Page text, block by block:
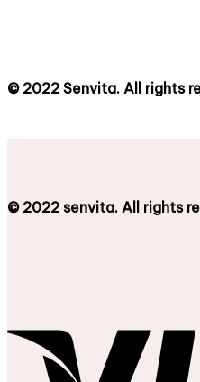
© 2022 Senvita. All rights
© 2022 senvita. All rights